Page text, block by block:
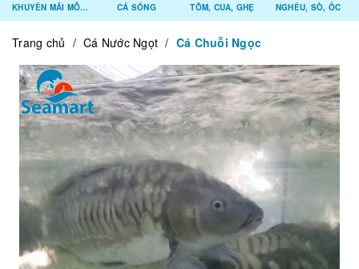
KHUYẾN MÃI MỖI NGÀY CÁ SỐNG TÔM, CUA, GHẸ NGHÊU, SÒ, ỐC
Trang chủ / Cá Nước Ngọt / Cá Chuỗi Ngọc